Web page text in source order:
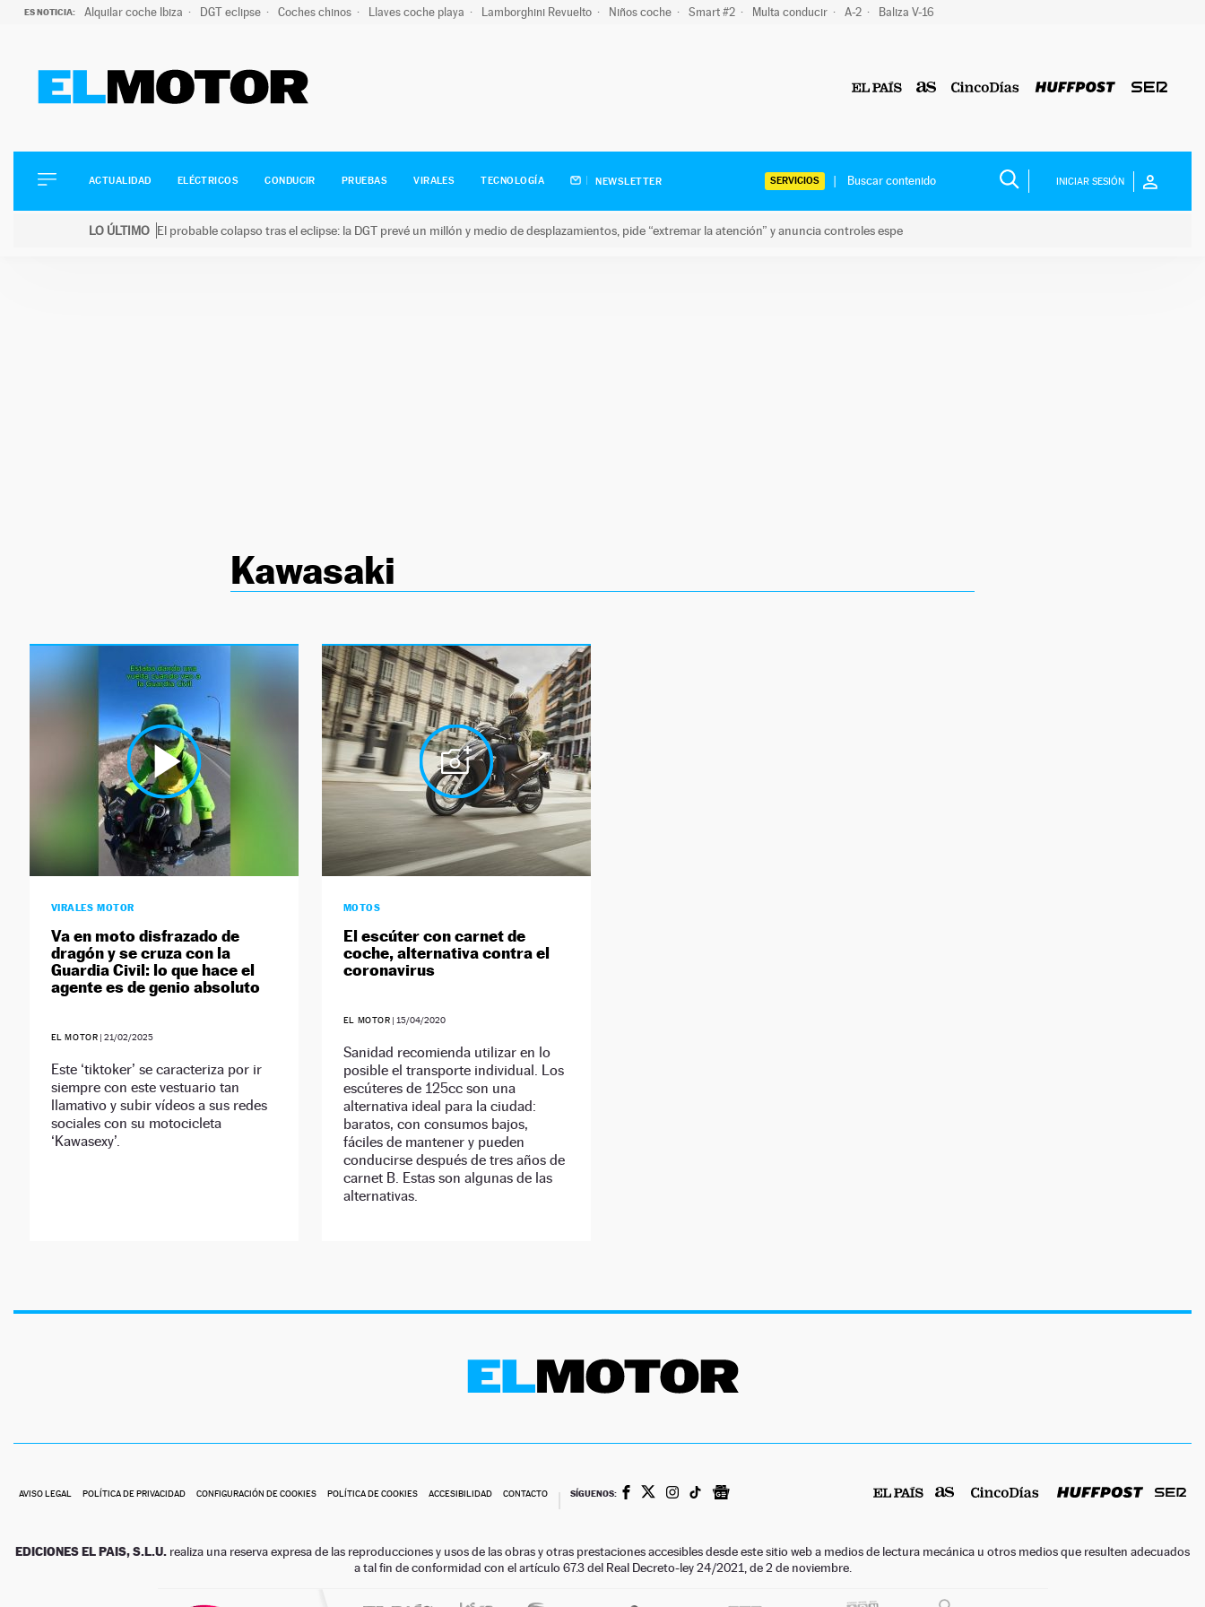
ES NOTICIA: Alquilar coche Ibiza DGT eclipse Coches chinos Llaves coche playa Lamborghini Revuelto Niños coche Smart #2 Multa conducir A-2 Baliza V-16
ELÉCTRICOS
CONDUCIR
ACTUALIDAD ELÉCTRICOS CONDUCIR PRUEBAS VIRALES TECNOLOGÍA NEWSLETTER SERVICIOS INICIAR SESIÓN
LO ÚLTIMO El probable colapso tras el eclipse: la DGT prevé un millón y medio de desplazamientos, pide “extremar la atención” y anuncia controles espe
Kawasaki
VIRALES MOTOR
Va en moto disfrazado de
dragón y se cruza con la
Guardia Civil: lo que hace el
agente es de genio absoluto
EL MOTOR |21/02/2025
Este ‘tiktoker’ se caracteriza por ir
siempre con este vestuario tan
llamativo y subir vídeos a sus redes
sociales con su motocicleta
‘Kawasexy’.
MOTOS
El escúter con carnet de
coche, alternativa contra el
coronavirus
EL MOTOR | 15/04/2020
Sanidad recomienda utilizar en lo
posible el transporte individual. Los
escúteres de 125cc son una
alternativa ideal para la ciudad:
baratos, con consumos bajos,
fáciles de mantener y pueden
conducirse después de tres años de
carnet B. Estas son algunas de las
alternativas.
AVISO LEGAL POLÍTICA DE PRIVACIDAD CONFIGURACIÓN DE COOKIES POLÍTICA DE COOKIES ACCESIBILIDAD CONTACTO SÍGUENOS:
EDICIONES EL PAIS, S.L.U. realiza una reserva expresa de las reproducciones y usos de las obras y otras prestaciones accesibles desde este sitio web a medios de lectura mecánica u otros medios que resulten adecuados
a tal fin de conformidad con el artículo 67.3 del Real Decreto-ley 24/2021, de 2 de noviembre.